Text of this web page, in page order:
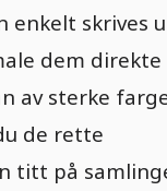
enkelt skrives
dem direkte
av sterke
de rette
titt på